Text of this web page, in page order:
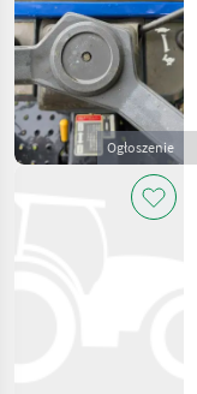
Ogłoszenie